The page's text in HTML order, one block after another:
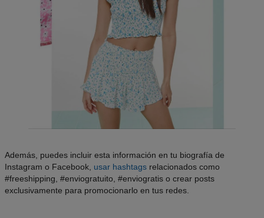
Además, puedes incluir esta información en tu biografía de
Instagram o Facebook, usar hashtags relacionados como
#freeshipping, #enviogratuito, #enviogratis o crear posts
exclusivamente para promocionarlo en tus redes.